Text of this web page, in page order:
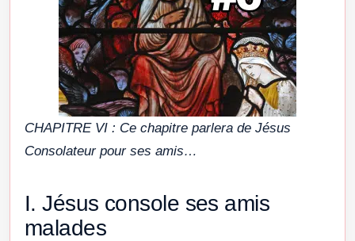
CHAPITRE VI : Ce chapitre parlera de Jésus
Consolateur pour ses amis…
I. Jésus console ses amis
malades